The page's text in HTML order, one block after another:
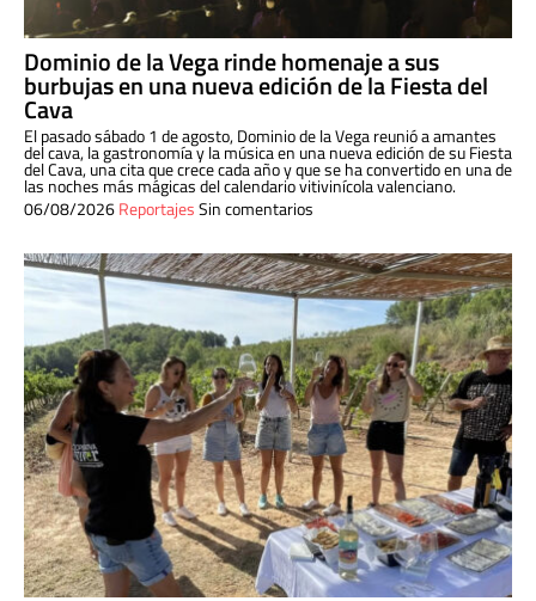
Dominio de la Vega rinde homenaje a sus
burbujas en una nueva edición de la Fiesta del
Cava
El pasado sábado 1 de agosto, Dominio de la Vega reunió a amantes
del cava, la gastronomía y la música en una nueva edición de su Fiesta
del Cava, una cita que crece cada año y que se ha convertido en una de
las noches más mágicas del calendario vitivinícola valenciano.
06/08/2026ReportajesSin comentarios